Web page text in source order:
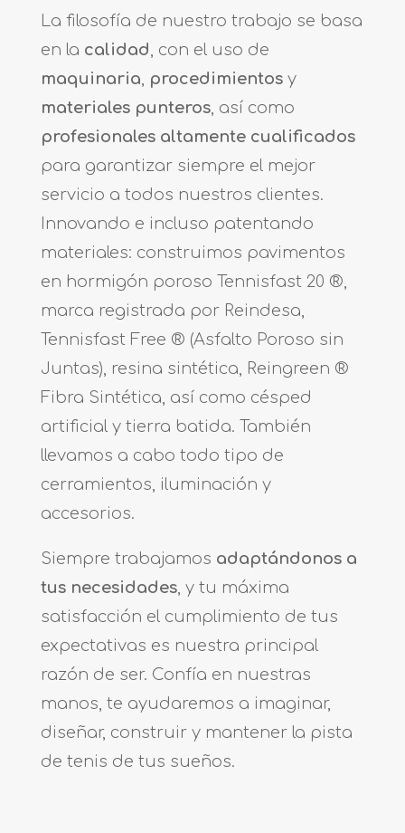
La filosofía de nuestro trabajo se basa
en la calidad , con el uso de
maquinaria procedimientosy
materiales punteros, así como
profesionales altamente cualificados
para garantizar siempre el mejor
servicio a todos nuestros clientes.
Innovando e incluso patentando
materiales: construimos pavimentos
en hormigón poroso Tennisfast 20 ®,
marca registrada por Reindesa,
Tennisfast Free ® (Asfalto Poroso sin
Juntas), resina sintética,
Reingreen ®
Fibra Sintética, así como césped
artificial y tierra batida. También
llevamos a cabo todo tipo de
cerramientos, iluminación y
accesorios.
Siempre trabajamos adaptándonos a
tus necesidades, y tu máxima
satisfacción el cumplimiento de tus
expectativas es nuestra principal
razón de ser. Confía en nuestras
manos, te ayudaremos a imaginar,
diseñar, construir y mantener la pista
de tenis de tus sueños.